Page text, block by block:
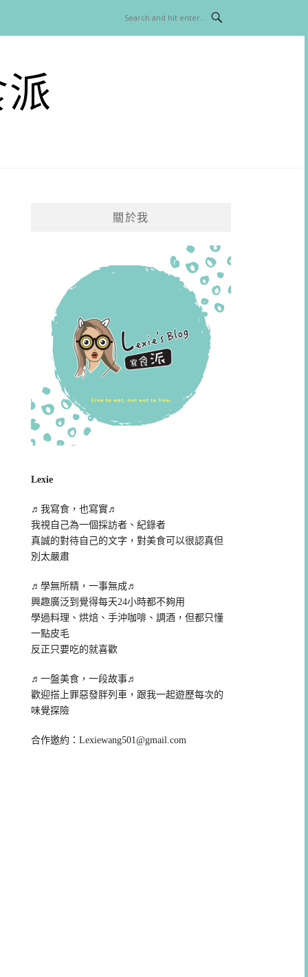
關於我
Lexie
♬我寫食，也寫實♬
我視自己為一個採訪者、紀錄者
真誠的對待自己的文字，對美食可以很認真但
別太嚴肅
♬學無所精，一事無成♬
興趣廣泛到覺得每天24小時都不夠用
學過料理、烘焙、手沖咖啡、調酒，但都只懂
一點皮毛
反正只要吃的就喜歡
♬一盤美食，一段故事♬
歡迎搭上罪惡發胖列車，跟我一起遊歷每次的
味覺探險
合作邀約：Lexiewang501@gmail.com